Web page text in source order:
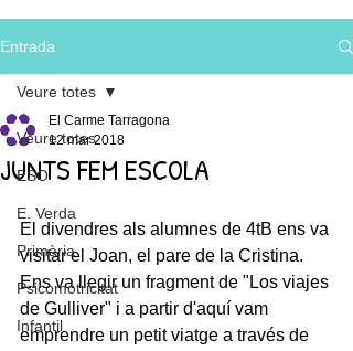
Entrada
Veure totes
ESO
E. Verda
Primària
Psicomotricitat
Infantil
Veure totes
JUNTS FEM ESCOLA
El Carme Tarragona
12 mar 2018
El divendres als alumnes de 4tB ens va
visitar el Joan, el pare de la Cristina.
Ens va llegir un fragment de "Los viajes
de Gulliver" i a partir d'aquí vam
emprendre un petit viatge a través de